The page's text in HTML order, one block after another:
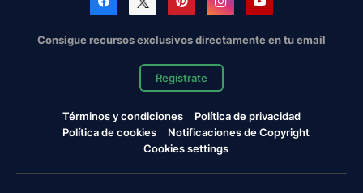
Consigue recursos exclusivos directamente en tu email
Regístrate
Términos y condiciones
Política de privacidad
Política de cookies
Notificaciones de Copyright
Cookies settings